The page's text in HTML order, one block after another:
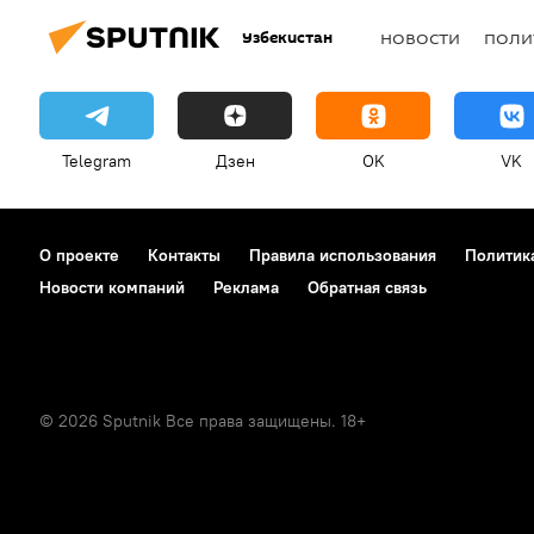
Узбекистан НОВОСТИ
Telegram Дзен OK VK
О проекте Контакты Правила использования
Новости компаний
Реклама Обратная связь
© 2026 Sputnik Все права защищены. 18+